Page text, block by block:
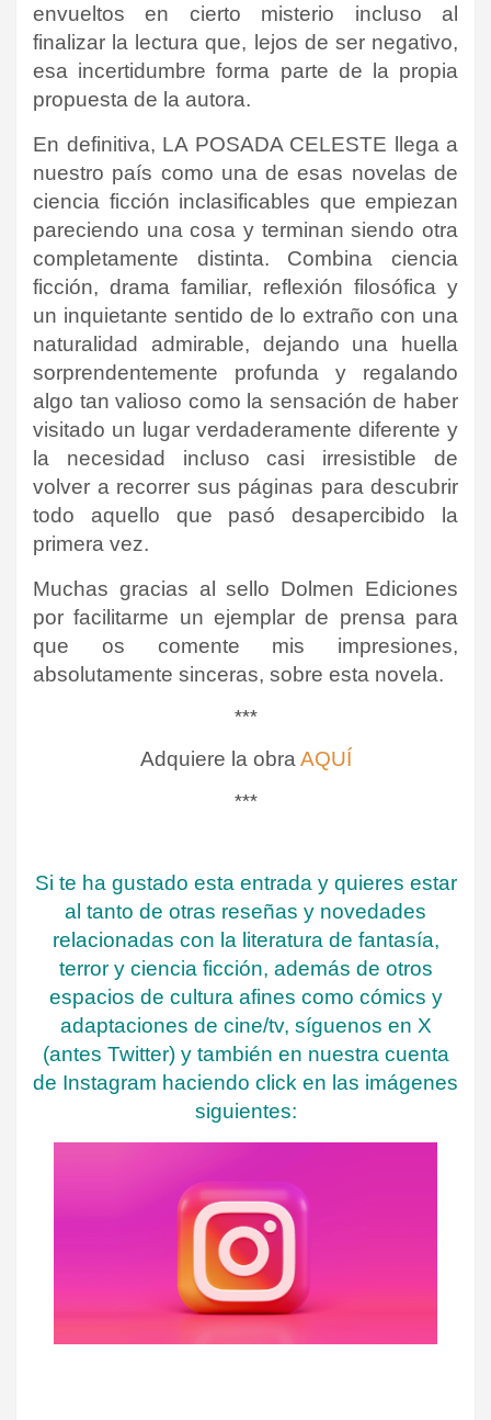
envueltos en cierto misterio incluso al
finalizar la lectura que, lejos de ser negativo,
esa incertidumbre forma parte de la propia
propuesta de la autora.
En definitiva, LA POSADA CELESTE llega a
nuestro país como una de esas novelas de
ciencia ficción inclasificables que empiezan
pareciendo una cosa y terminan siendo otra
completamente distinta. Combina ciencia
ficción, drama familiar, reflexión filosófica y
un inquietante sentido de lo extraño con una
naturalidad admirable, dejando una huella
sorprendentemente profunda y regalando
algo tan valioso como la sensación de haber
visitado un lugar verdaderamente diferente y
la necesidad incluso casi irresistible de
volver a recorrer sus páginas para descubrir
todo aquello que pasó desapercibido la
primera vez.
Muchas gracias al sello Dolmen Ediciones
por facilitarme un ejemplar de prensa para
que os comente mis impresiones,
absolutamente sinceras, sobre esta novela.
***
Adquiere la obraAQUÍ
***
Si te ha gustado esta entrada y quieres estar
al tanto de otras reseñas y novedades
relacionadas con la literatura de fantasía,
terror y ciencia ficción, además de otros
espacios de cultura afines como cómics y
adaptaciones de cine/tv, síguenos en X
(antes Twitter) y también en nuestra cuenta
de Instagram haciendo click en las imágenes
siguientes: